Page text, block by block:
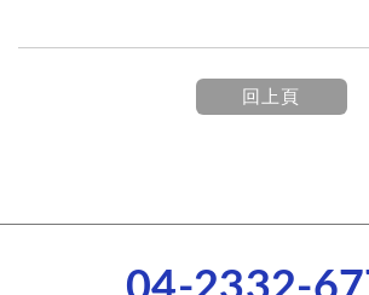
回上頁